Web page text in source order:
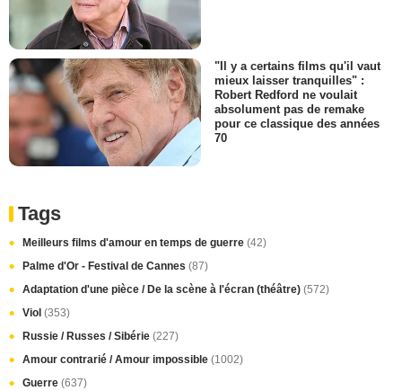
"Il y a certains films qu'il vaut
mieux laisser tranquilles" :
Robert Redford ne voulait
absolument pas de remake
pour ce classique des années
70
Tags
Meilleurs films d'amour en temps de guerre (42)
Palme d'Or - Festival de Cannes (87)
Adaptation d'une pièce / De la scène à l'écran (théâtre) (572)
Viol (353)
Russie / Russes / Sibérie (227)
Amour contrarié / Amour impossible (1002)
Guerre (637)